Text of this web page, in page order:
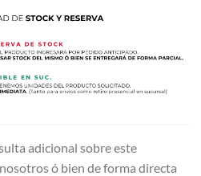
adicional sobre este
ó bien de forma directa